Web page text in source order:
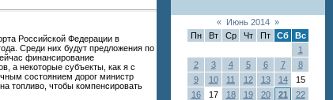
Российской Федерации в
Среди них будут предложения по
финансирование
а некоторые субъекты, как я с
состоянием дорог министр
топливо, чтобы компенсировать
« Июнь 2014 »
Пн
Вт Ср Чт Пт Сб
Вс
1
2
3 4 5 6 7
8
9
10 11 12 13 14
15
16
17 18 19 20 21
22